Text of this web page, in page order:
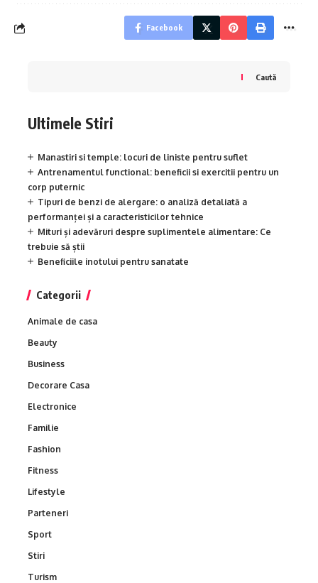
Facebook
Caută
Ultimele Stiri
Manastiri si temple: locuri de liniste pentru suflet
Antrenamentul functional: beneficii si exercitii pentru un
corp puternic
Tipuri de benzi de alergare: o analiză detaliată a
performanței și a caracteristicilor tehnice
Mituri și adevăruri despre suplimentele alimentare: Ce
trebuie să știi
Beneficiile inotului pentru sanatate
Categorii
Animale de casa
Beauty
Business
Decorare Casa
Electronice
Familie
Fashion
Fitness
Lifestyle
Parteneri
Sport
Stiri
Turism